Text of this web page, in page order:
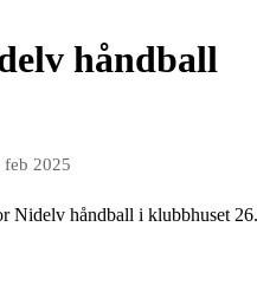
håndball
feb 2025
Nidelv håndball i klubbhuset 26.